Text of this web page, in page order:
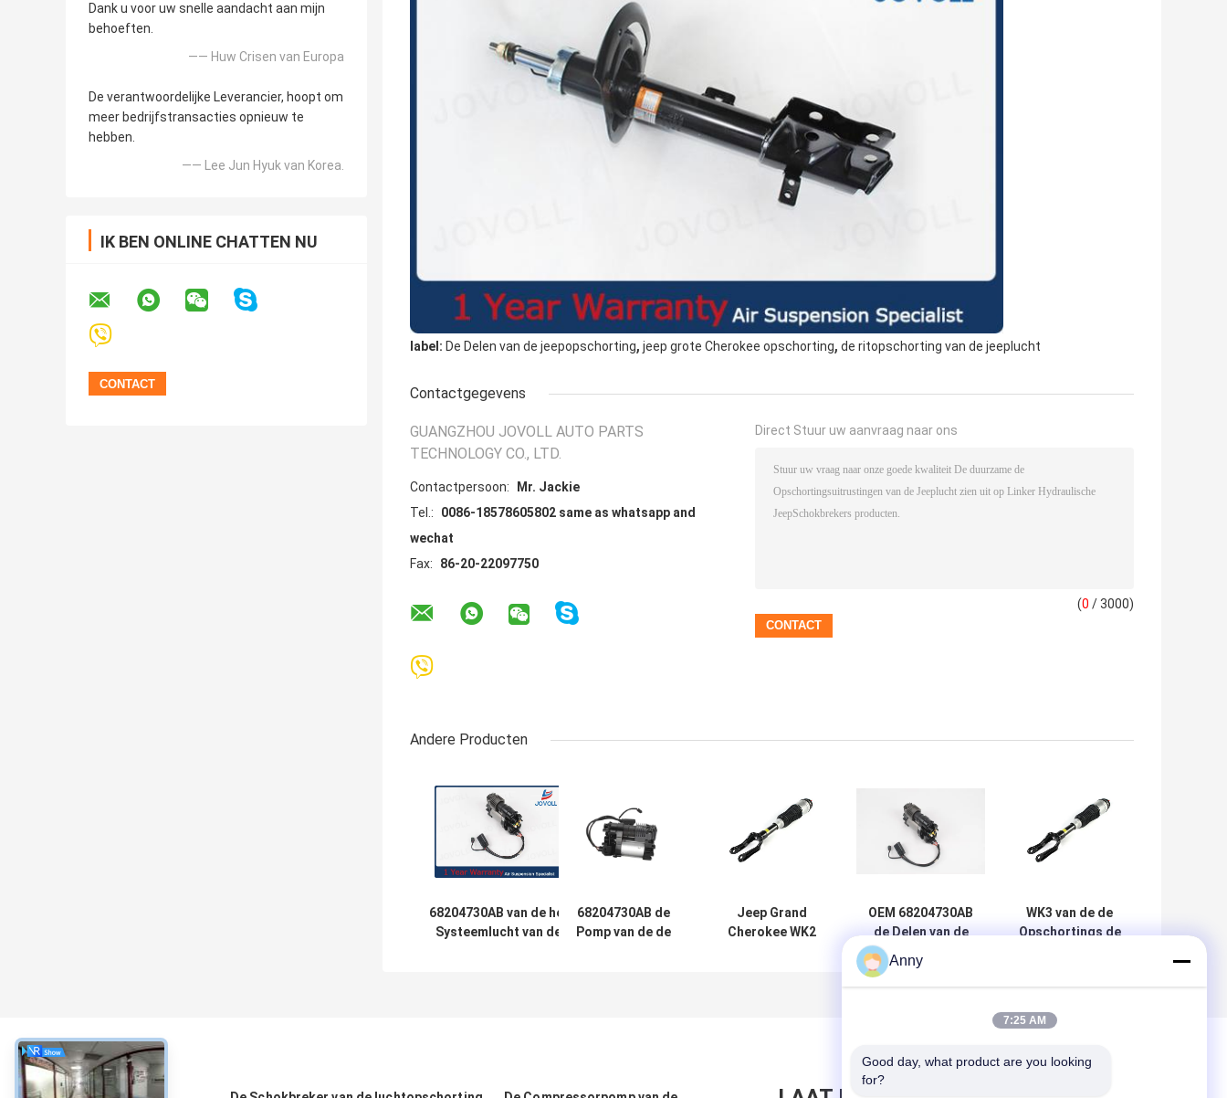
Dank u voor uw snelle aandacht aan mijn
behoeften.
—— Huw Crisen van Europa
De verantwoordelijke Leverancier, hoopt om
meer bedrijfstransacties opnieuw te
hebben.
—— Lee Jun Hyuk van Korea.
IK BEN ONLINE CHATTEN NU
label: De Delen van de jeepopschorting, jeep grote Cherokee opschorting, de ritopschorting van de jeeplucht
Contactgegevens
GUANGZHOU JOVOLL AUTO PARTS
TECHNOLOGY CO., LTD.
Contactpersoon:
Mr. Jackie
Tel.:
0086-18578605802 same as whatsapp and
wechat
Fax:
86-20-22097750
Direct Stuur uw aanvraag naar ons
(0 / 3000)
Andere Producten
68204730AB van de het
Systeemlucht van de
68204730AB de
Pomp van de de
Jeep Grand
Cherokee WK2
OEM 68204730AB
de Delen van de
Luchtopschorting
voor de
Compressor van
Cherokee WK2
WK3 van de de
Opschortings de
cherokee
68029903AE
Anny
7:25 AM
Good day, what product are you looking
for?